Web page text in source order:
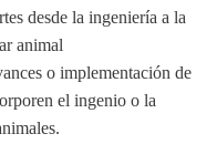
desde la ingeniería a la
animal
o implementación de
el ingenio o la